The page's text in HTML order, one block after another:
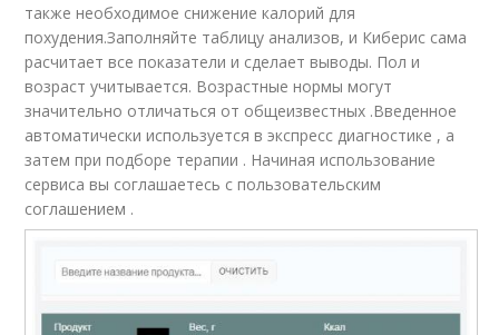
также необходимое снижение калорий для
похудения.Заполняйте таблицу анализов, и Киберис сама
расчитает все показатели и сделает выводы. Пол и
возраст учитывается. Возрастные нормы могут
значительно отличаться от общеизвестных .Введенное
автоматически используется в экспресс диагностике , а
затем при подборе терапии . Начиная использование
сервиса вы соглашаетесь с пользовательским
соглашением .